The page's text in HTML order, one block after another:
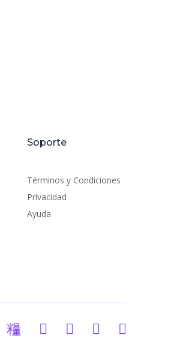
Soporte
Términos y Condiciones
Privacidad
Ayuda